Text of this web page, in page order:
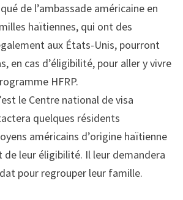
de l’ambassade américaine en
haïtiennes, qui ont des
aux États-Unis, pourront
en cas d’éligibilité, pour aller y vivre
HFRP.
le Centre national de visa
quelques résidents
américains d’origine haïtienne
de leur éligibilité. Il leur demandera
pour regrouper leur famille.